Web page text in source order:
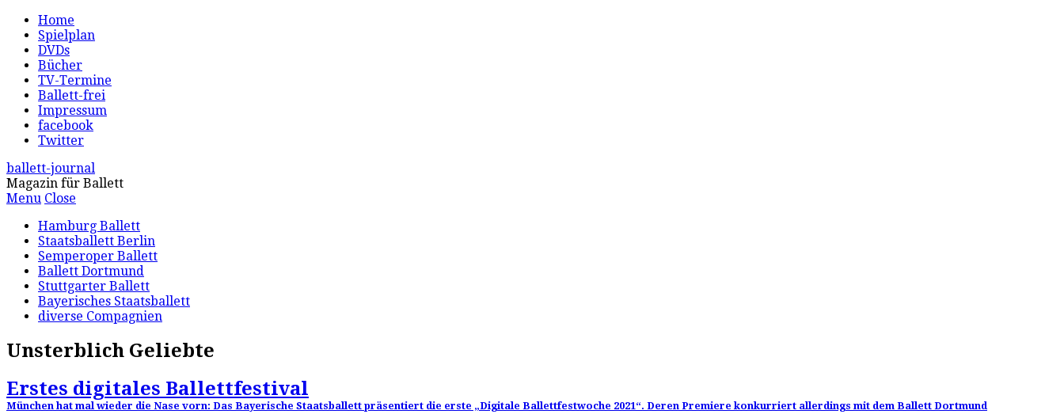
Home
Spielplan
DVDs
Bücher
TV-Termine
Ballett-frei
Impressum
facebook
Twitter
ballett-journal
Magazin für Ballett
Menu Close
Hamburg Ballett
Staatsballett Berlin
Semperoper Ballett
Ballett Dortmund
Stuttgarter Ballett
Bayerisches Staatsballett
diverse Compagnien
Unsterblich Geliebte
Erstes digitales Ballettfestival
München hat mal wieder die Nase vorn: Das Bayerische Staatsballett präsentiert die erste „Digitale Ballettfestwoche 2021“. Deren Premiere konkurriert allerdings mit dem Ballett Dortmund